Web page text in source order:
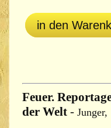
in den
Feuer.
der Welt - Junger,